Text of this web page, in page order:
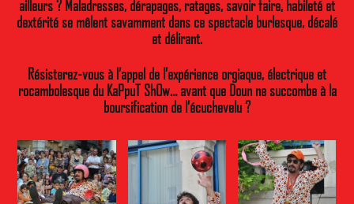
ailleurs ? Maladresses, dérapages, ratages, savoir faire, habileté et
dextérité se mêlent savamment dans ce spectacle burlesque, décalé
et délirant.
Résisterez-vous à l’appel de l’expérience orgiaque, électrique et
rocambolesque du KaPpuT ShOw… avant que Doun ne succombe à la
boursification de l’écuchevelu ?